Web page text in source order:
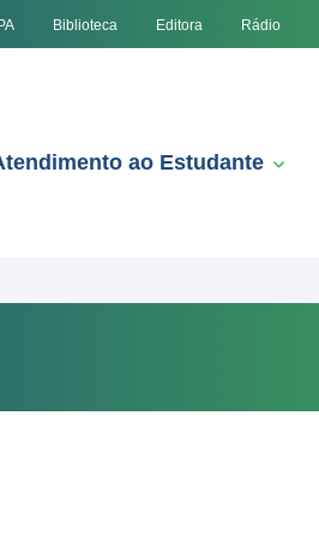
Biblioteca Editora Rádio
ao Estudante